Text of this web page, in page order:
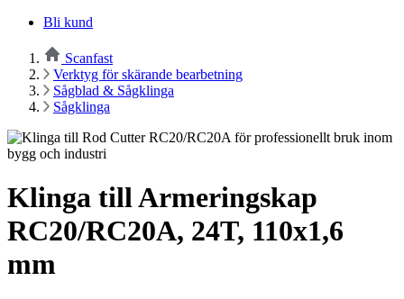
Bli kund
Scanfast
Verktyg för skärande bearbetning
Sågblad & Sågklinga
Sågklinga
Klinga till Armeringskap
RC20/RC20A, 24T, 110x1,6
mm